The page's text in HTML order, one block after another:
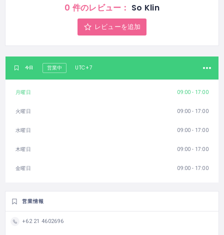
0 件のレビュー： So Klin
レビューを追加
今日 営業中 UTC+7
月曜日 09:00 - 17:00
火曜日 09:00 - 17:00
水曜日 09:00 - 17:00
木曜日 09:00 - 17:00
金曜日 09:00 - 17:00
営業情報
+62 21 4602696